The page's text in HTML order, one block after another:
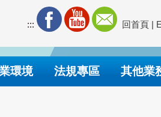
::: 回首頁 |
環境 法規專區 其他業